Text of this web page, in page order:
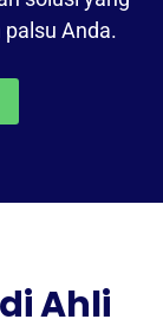
Anda.
Ahli